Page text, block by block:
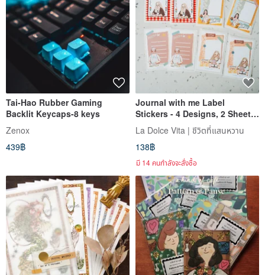
Tai-Hao Rubber Gaming
Backlit Keycaps-8 keys
Zenox
439฿
Journal with me Label
Stickers - 4 Designs, 2 Sheets
Each, 8 Sheets Total
La Dolce Vita | ชีวิตที่แสนหวาน
138฿
มี 14 คนกำลังจะสั่งซื้อ